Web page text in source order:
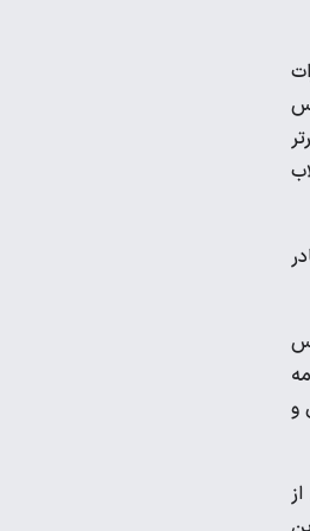
فوتبال (سال‌های 98-99)، رئیس
برتر
و